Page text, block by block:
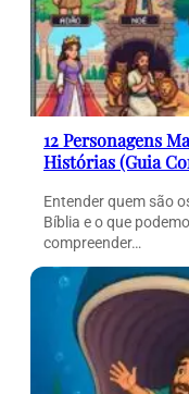
12 Personagens
Histórias (Guia
Entender quem são
Bíblia e o que
compreender…